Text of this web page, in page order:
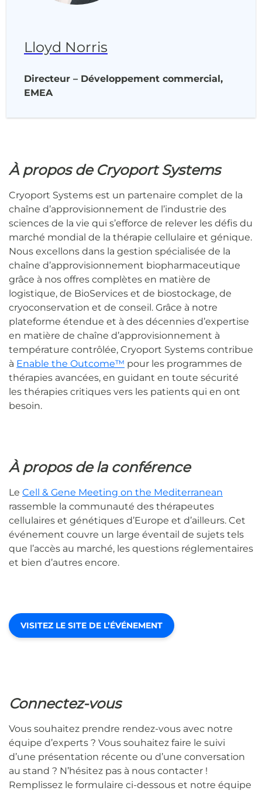
Lloyd Norris
Directeur – Développement commercial,
EMEA
À propos de Cryoport Systems
Cryoport Systems est un partenaire complet de la
chaîne d’approvisionnement de l’industrie des
sciences de la vie qui s’efforce de relever les défis du
marché mondial de la thérapie cellulaire et génique.
Nous excellons dans la gestion spécialisée de la
chaîne d’approvisionnement biopharmaceutique
grâce à nos offres complètes en matière de
logistique, de BioServices et de biostockage, de
cryoconservation et de conseil. Grâce à notre
plateforme étendue et à des décennies d’expertise
en matière de chaîne d’approvisionnement à
température contrôlée, Cryoport Systems contribue
à Enable the Outcome™ pour les programmes de
thérapies avancées, en guidant en toute sécurité
les thérapies critiques vers les patients qui en ont
besoin.
À propos de la conférence
Le Cell & Gene Meeting on the Mediterranean
rassemble la communauté des thérapeutes
cellulaires et génétiques d’Europe et d’ailleurs. Cet
événement couvre un large éventail de sujets tels
que l’accès au marché, les questions réglementaires
et bien d’autres encore.
VISITEZ LE SITE DE L’ÉVÉNEMENT
Connectez-vous
Vous souhaitez prendre rendez-vous avec notre
équipe d’experts ? Vous souhaitez faire le suivi
d’une présentation récente ou d’une conversation
au stand ? N’hésitez pas à nous contacter !
Remplissez le formulaire ci-dessous et notre équipe